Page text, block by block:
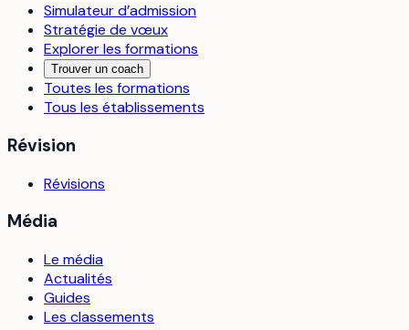
Simulateur d’admission
Stratégie de vœux
Explorer les formations
Trouver un coach
Toutes les formations
Tous les établissements
Révision
Révisions
Média
Le média
Actualités
Guides
Les classements